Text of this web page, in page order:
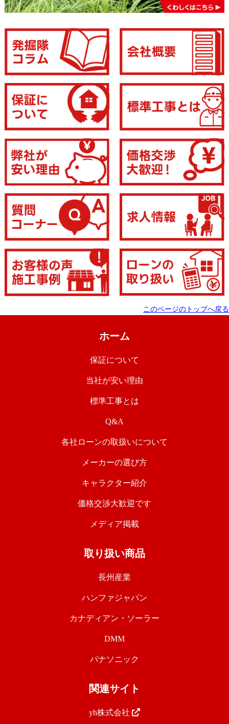
このページのトップへ戻る
ホーム
保証について
当社が安い理由
標準工事とは
Q&A
各社ローンの取扱いについて
メーカーの選び方
キャラクター紹介
価格交渉大歓迎です
メディア掲載
取り扱い商品
長州産業
ハンファジャパン
カナディアン・ソーラー
DMM
パナソニック
関連サイト
yh株式会社